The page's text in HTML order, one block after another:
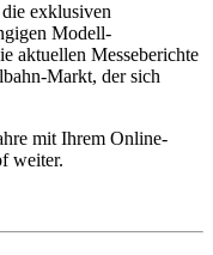
exklusiven
Modell-
aktuellen Messeberichte
Markt, der sich
mit Ihrem Online-
weiter.